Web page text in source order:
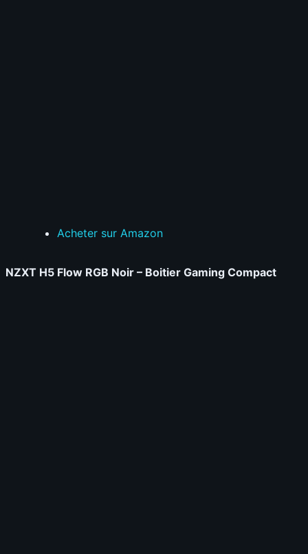
Acheter sur Amazon
NZXT H5 Flow RGB Noir – Boitier Gaming Compact